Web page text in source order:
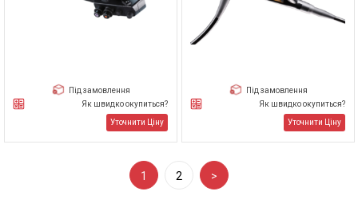
Під замовлення
Як швидко окупиться?
Уточнити Ціну
Під замовлення
Як швидко окупиться?
Уточнити Ціну
1 2 >